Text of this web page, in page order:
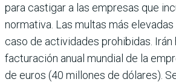
para castigar a las empresas que
normativa. Las multas más
caso de actividades prohibidas. Irán
facturación anual mundial de la
de euros (40 millones de dólares).